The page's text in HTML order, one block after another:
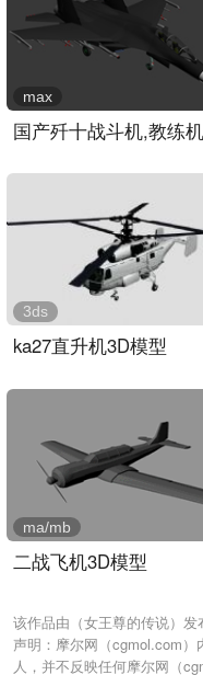
max
ka27直升机3D模型
3ds
二战飞机3D模型
ma/mb
该作品由（女王尊的传说）发
声明：摩尔网（cgmol.com）
人，并不反映任何摩尔网（